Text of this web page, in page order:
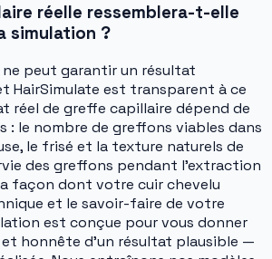
réelle ressemblera-t-elle
simulation ?
ne peut garantir un résultat
HairSimulate est transparent à ce
réel de greffe capillaire dépend de
: le nombre de greffons viables dans
le frisé et la texture naturels de
des greffons pendant l'extraction
façon dont votre cuir chevelu
et le savoir-faire de votre
est conçue pour vous donner
honnête d'un résultat plausible —